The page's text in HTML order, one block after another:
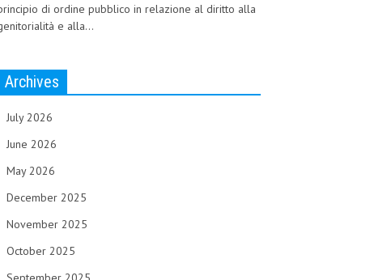
di ordine pubblico in relazione al diritto alla
e alla...
Archives
July 2026
June 2026
May 2026
December 2025
November 2025
October 2025